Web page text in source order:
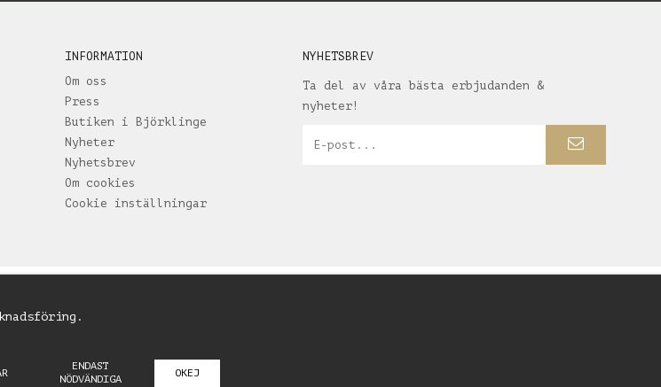
INFORMATION
Om oss
Press
Butiken i Björklinge
Nyheter
Nyhetsbrev
Om cookies
Cookie inställningar
NYHETSBREV
Ta del av våra bästa erbjudanden &
nyheter!
& produktion:Wikinggruppen
ENDAST
NÖDVÄNDIGA
OKEJ